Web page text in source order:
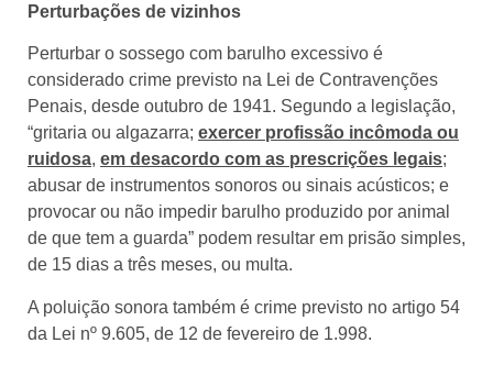
Perturbações de vizinhos
Perturbar o sossego com barulho excessivo é
considerado crime previsto na Lei de Contravenções
Penais, desde outubro de 1941. Segundo a legislação,
“gritaria ou algazarra; exercer profissão incômoda ou
ruidosa, em desacordo com as prescrições legais;
abusar de instrumentos sonoros ou sinais acústicos; e
provocar ou não impedir barulho produzido por animal
de que tem a guarda” podem resultar em prisão simples,
de 15 dias a três meses, ou multa.
A poluição sonora também é crime previsto no artigo 54
da Lei nº 9.605, de 12 de fevereiro de 1.998.